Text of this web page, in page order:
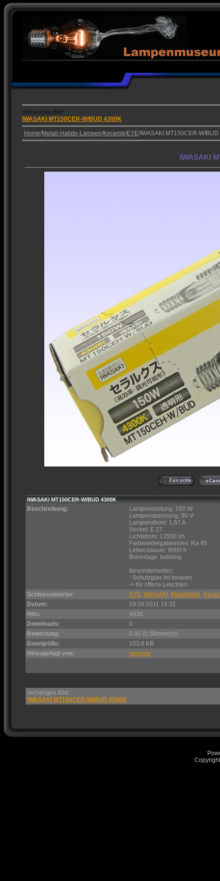
Vorheriges Bild:
IWASAKI MT150CER-W/BUD 4300K
Home/Metall-Halide-Lampen/Keramik/EYE/IWASAKI MT150CER-W/
IWASAKI
IWASAKI MT150CER-W/BUD 4300K
Beschreibung:
Lampenleistung: 150 W
Lampenspannung: 90 V
Lampenstrom: 1,67 A
Sockel: E 27
Lichtstrom: 13500 lm
Farbwiedergabeindex: Ra 95
Lebensdauer: 9000 h
Brennlage: beliebig
Besonderheiten:
- Schutzglas im Inneren
-> für offene Leuchten
Schlüsselwörter:
EYE, IWASAKI , Metallhalid ,
Datum:
19.09.2011 15:32
Hits:
4936
Downloads:
0
Bewertung:
0.00 (0 Stimme(n))
Dateigröße:
103.8 KB
Hinzugefügt von:
hennetv
Vorheriges Bild:
IWASAKI MT150CER-W/BUD 4300K